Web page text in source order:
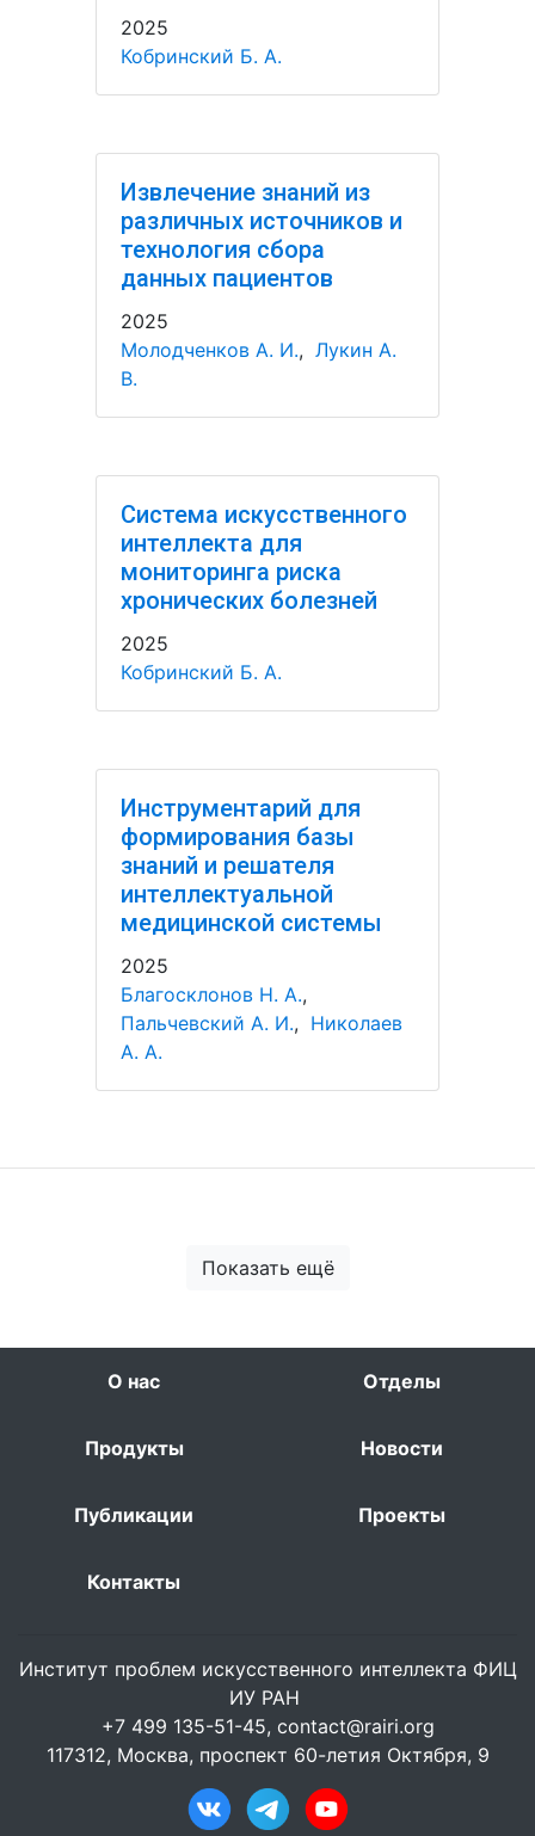
2025
Кобринский Б. А.
Извлечение знаний из
различных источников и
технология сбора
данных пациентов
2025
Молодченков А. И., Лукин А.
В.
Система искусственного
интеллекта для
мониторинга риска
хронических болезней
2025
Кобринский Б. А.
Инструментарий для
формирования базы
знаний и решателя
интеллектуальной
медицинской системы
2025
Благосклонов Н. А.,
Пальчевский А. И., Николаев
А. А.
Показать ещё
О нас Отделы
Продукты Новости
Публикации Проекты
Контакты
Институт проблем искусственного интеллекта ФИЦ
ИУ РАН
+7 499 135-51-45, contact@rairi.org
117312, Москва, проспект 60-летия Октября, 9